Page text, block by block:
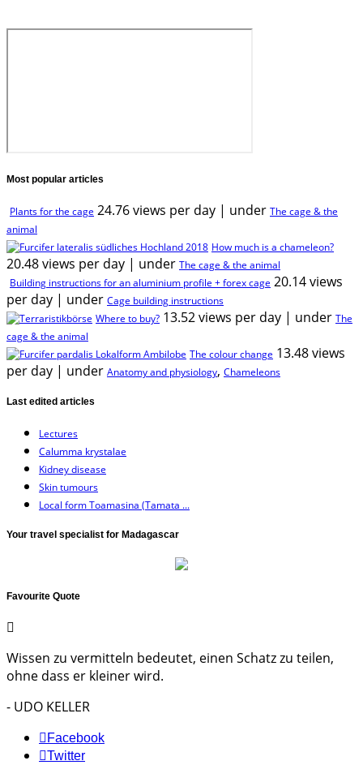
Most popular articles
Plants for the cage 24.76 views per day | under The cage & the
animal
How much is a chameleon?
20.48 views per day | under The cage & the animal
Building instructions for an aluminium profile + forex cage 20.14 views
per day | under Cage building instructions
Where to buy? 13.52 views per day | under The
cage & the animal
The colour change 13.48 views
per day | under Anatomy and physiology, Chameleons
Last edited articles
Lectures
Calumma krystalae
Kidney disease
Skin tumours
Local form Toamasina (Tamata ...
Your travel specialist for Madagascar
Favourite Quote
Wissen zu vermitteln bedeutet, einen Schatz zu teilen,
ohne dass er kleiner wird.
- UDO KELLER
Facebook
Twitter